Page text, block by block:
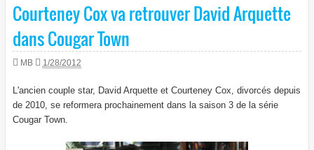
Courteney Cox va retrouver David Arquette
dans Cougar Town
MB 1/28/2012
L'ancien couple star, David Arquette et Courteney Cox, divorcés depuis
de 2010, se reformera prochainement dans la saison 3 de la série
Cougar Town.